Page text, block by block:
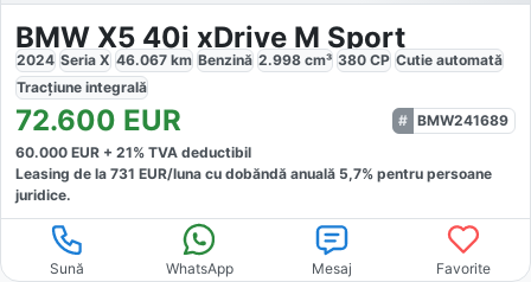
BMW X5 40i xDrive M Sport
2024 Seria X 46.067 km Benzină 2.998 cm³ 380 CP Cutie automată
Tracțiune integrală
72.600 EUR
BMW241689
60.000 EUR + 21% TVA deductibil
Leasing de la 731 EUR/luna cu dobăndă anuală 5,7% pentru persoane
juridice.
Sună WhatsApp Mesaj Favorite